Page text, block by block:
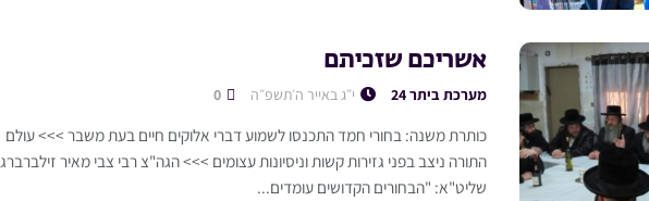
אשריכם שזכיתם
מערכת ביתר 24 י״ג באייר ה׳תשפ״ה
כותרת משנה: בחורי חמד התכנסו לשמוע דברי אלוקים חיים בעת משבר >>> עולם
התורה ניצב בפני גזירות קשות וניסיונות עצומים >>> הגה"צ רבי צבי מאיר זילברברג
שליט"א: "הבחורים הקדושים עומדים...